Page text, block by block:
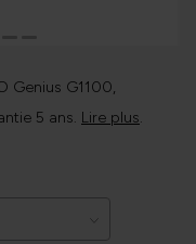
Genius G1100,
5 ans. Lire plus.